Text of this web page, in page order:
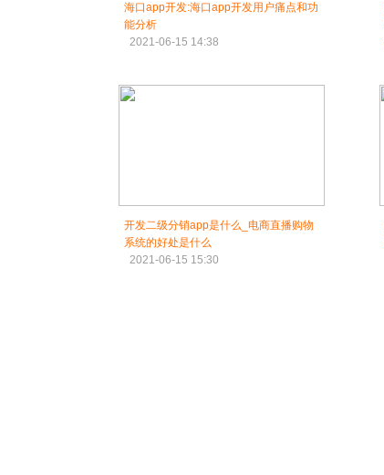
海口app开发:海口app开发用户痛点和功
能分析
2021-06-15 14:38
开发二级分销app是什么_电商直播购物
系统的好处是什么
2021-06-15 15:30